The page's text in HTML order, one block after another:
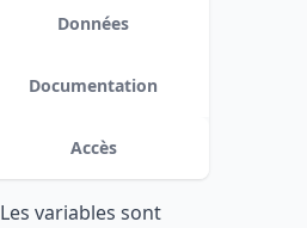
Données
Documentation
Accès
Les variables sont